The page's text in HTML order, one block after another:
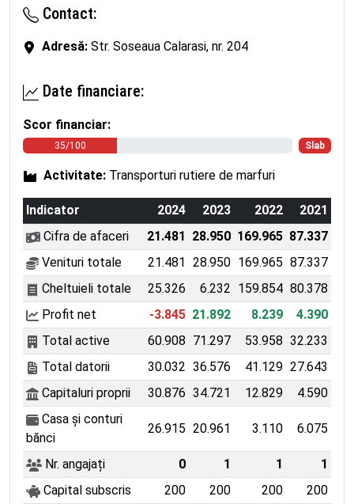
Contact:
Adresă: Str. Soseaua Calarasi, nr. 204
Date financiare:
Scor financiar:
35/100 Slab
Activitate: Transporturi rutiere de marfuri
Indicator 2024 2023 2022
2021
Cifra de afaceri
21.481 28.950 169.965 87.337
Venituri totale
21.481 28.950 169.965 87.337
Cheltuieli totale
25.326 6.232 159.854 80.378
Profit net
-3.845 21.892 8.239
4.390
Total active
60.908 71.297 53.958 32.233
Total datorii
30.032 36.576 41.129 27.643
Capitaluri proprii
30.876 34.721 12.829
4.590
Casa și conturi
bănci
26.915 20.961 3.110 6.075
Nr. angajați 0 1 1
1
Capital subscris
200 200 200 200